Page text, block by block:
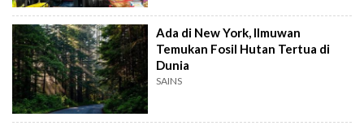
Ada di New York, Ilmuwan
Temukan Fosil Hutan Tertua di
Dunia
SAINS